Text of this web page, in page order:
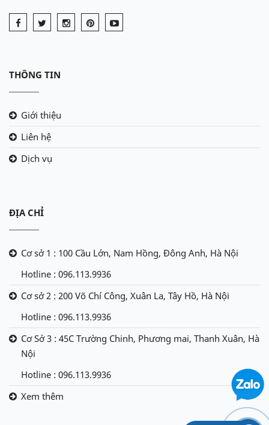
THÔNG TIN
Giới thiệu
Liên hệ
Dịch vụ
ĐỊA CHỈ
Cơ sở 1 : 100 Cầu Lớn, Nam Hồng, Đông Anh, Hà Nội
Hotline : 096.113.9936
Cơ sở 2 : 200 Võ Chí Công, Xuân La, Tây Hồ, Hà Nội
Hotline : 096.113.9936
Cơ Sở 3 : 45C Trường Chinh, Phương mai, Thanh Xuân, Hà
Nội
Hotline : 096.113.9936
Xem thêm